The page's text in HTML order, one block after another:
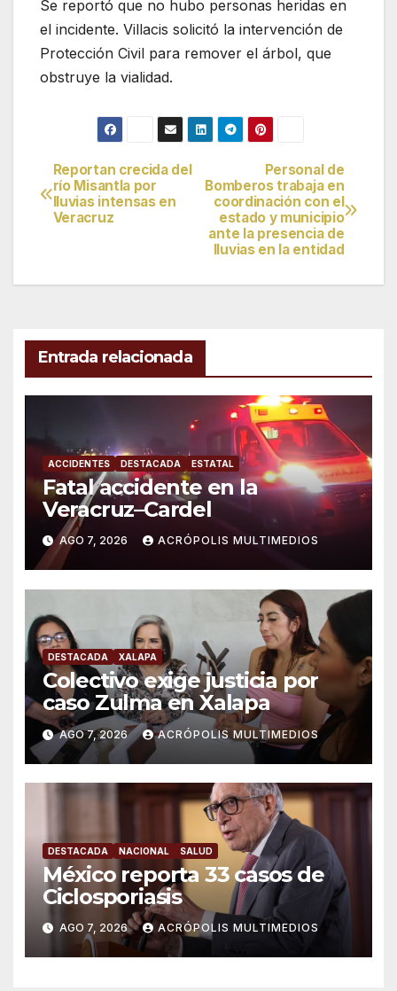
Se reportó que no hubo personas heridas en
el incidente. Villacis solicitó la intervención de
Protección Civil para remover el árbol, que
obstruye la vialidad.
Navegación
de
Personal de
Bomberos trabaja en
coordinación con el
estado y municipio
ante la presencia de
lluvias en la entidad
Reportan crecida del
río Misantla por
lluvias intensas en
Veracruz
Entrada relacionada
ACCIDENTES DESTACADA ESTATAL
Fatal accidente en la
Veracruz–Cardel
AGO 7, 2026 ACRÓPOLIS MULTIMEDIOS
DESTACADA XALAPA
Colectivo exige justicia por
caso Zulma en Xalapa
AGO 7, 2026 ACRÓPOLIS MULTIMEDIOS
DESTACADA NACIONAL SALUD
México reporta 33 casos de
Ciclosporiasis
AGO 7, 2026 ACRÓPOLIS MULTIMEDIOS